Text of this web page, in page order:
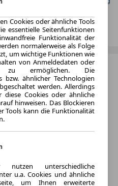
Cookies oder ähnliche Tools
essentielle Seitenfunktionen
Funktionalität der
normalerweise als Folge
um wichtige Funktionen wie
von Anmeldedaten oder
zu ermöglichen. Die
bzw. ähnlicher Technologien
werden. Allerdings
diese Cookies oder ähnliche
hinweisen. Das Blockieren
Tools kann die Funktionalität
unterschiedliche
u.a. Cookies und ähnliche
um Ihnen erweiterte